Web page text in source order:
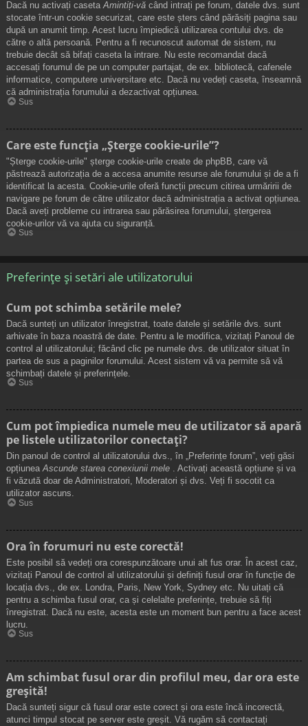
Dacă nu activați casetaAmintiți-vă când intrați pe forum, datele dvs. sunt
stocate într-un cookie securizat, care este șters când părăsiți pagina sau
după un anumit timp. Acest lucru împiedică utilizarea contului dvs. de
către o altă persoană. Pentru a fi recunoscut automat de sistem, nu
trebuie decât să bifați caseta la intrare. Nu este recomandat dacă
accesați forumul de pe un computer partajat, de ex. bibliotecă, cafenele
informatice, computere universitare etc. Dacă nu vedeți caseta, înseamnă
că administrația forumului a dezactivat opțiunea.
Sus
Care este funcția „Șterge cookie-urile”?
"Șterge cookie-urile" șterge cookie-urile create de phpBB, care vă
păstrează autorizația de a accesa anumite resurse ale forumului și de a fi
identificat la acesta. Cookie-urile oferă funcții precum citirea urmăririi de
navigare pe forum de către utilizator dacă administrația a activat opțiunea.
Dacă aveți probleme cu intrarea sau părăsirea forumului, ștergerea
cookie-urilor vă va ajuta cu siguranță.
Sus
Preferințe și setări ale utilizatorului
Cum pot schimba setările mele?
Dacă sunteți un utilizator înregistrat, toate datele și setările dvs. sunt
arhivate în baza noastră de date. Pentru a le modifica, vizitați Panoul de
control al utilizatorului; făcând clic pe numele dvs. de utilizator situat în
partea de sus a paginilor forumului. Acest sistem vă va permite să vă
schimbați datele și preferințele.
Sus
Cum pot împiedica numele meu de utilizator să apară
pe listele utilizatorilor conectați?
Din panoul de control al utilizatorului dvs., în „Preferințe forum”, veți găsi
opțiuneaAscunde starea conexiunii mele . Activați această opțiune și va
fi văzută doar de Administratori, Moderatori și dvs. Veți fi socotit ca
utilizator ascuns.
Sus
Ora în forumuri nu este corectă!
Este posibil să vedeți ora corespunzătoare unui alt fus orar. În acest caz,
vizitați Panoul de control al utilizatorului și definiți fusul orar în funcție de
locația dvs., de ex. Londra, Paris, New York, Sydney etc. Nu uitați că
pentru a schimba fusul orar, ca și celelalte preferințe, trebuie să fiți
înregistrat. Dacă nu este, acesta este un moment bun pentru a face acest
lucru.
Sus
Am schimbat fusul orar din profilul meu, dar ora este
greșită!
Dacă sunteți sigur că fusul orar este corect și ora este încă incorectă,
atunci timpul stocat pe server este greșit. Vă rugăm să contactați